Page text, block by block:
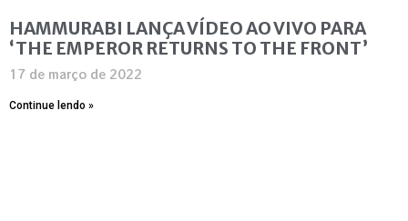
HAMMURABI LANÇA VÍDEO AO VIVO PARA
‘THE EMPEROR RETURNS TO THE FRONT’
17 de março de 2022
Continue lendo »